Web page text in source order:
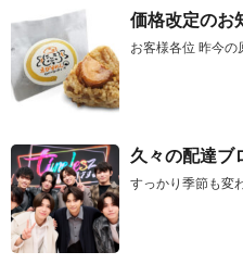
価格改定のお
お客様各位 昨今
久々の配達ブ
すっかり季節も変